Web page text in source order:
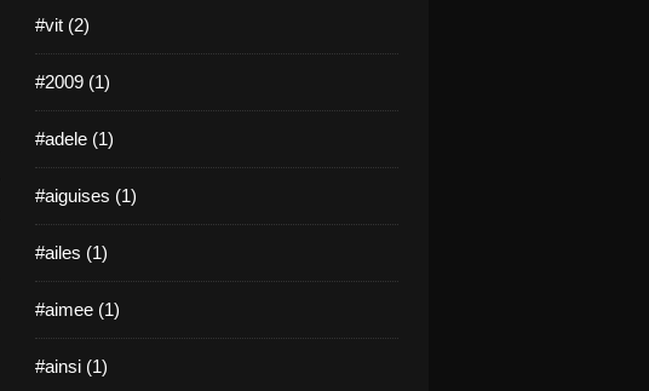
#vit (2)
#2009 (1)
#adele (1)
#aiguises (1)
#ailes (1)
#aimee (1)
#ainsi (1)